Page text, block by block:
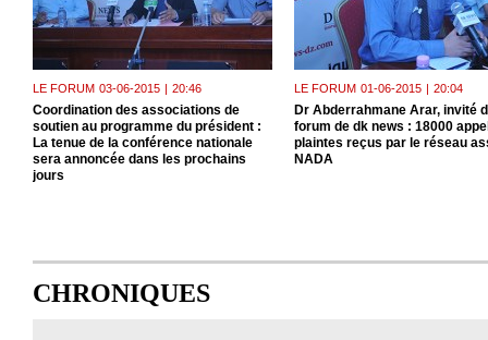
LE FORUM 03-06-2015 | 20:46
Coordination des associations de
soutien au programme du président :
La tenue de la conférence nationale
sera annoncée dans les prochains
jours
LE FORUM 01-06-2015 | 20:04
Dr Abderrahmane Arar, invité
forum de dk news : 18000
plaintes reçus par le réseau
NADA
CHRONIQUES